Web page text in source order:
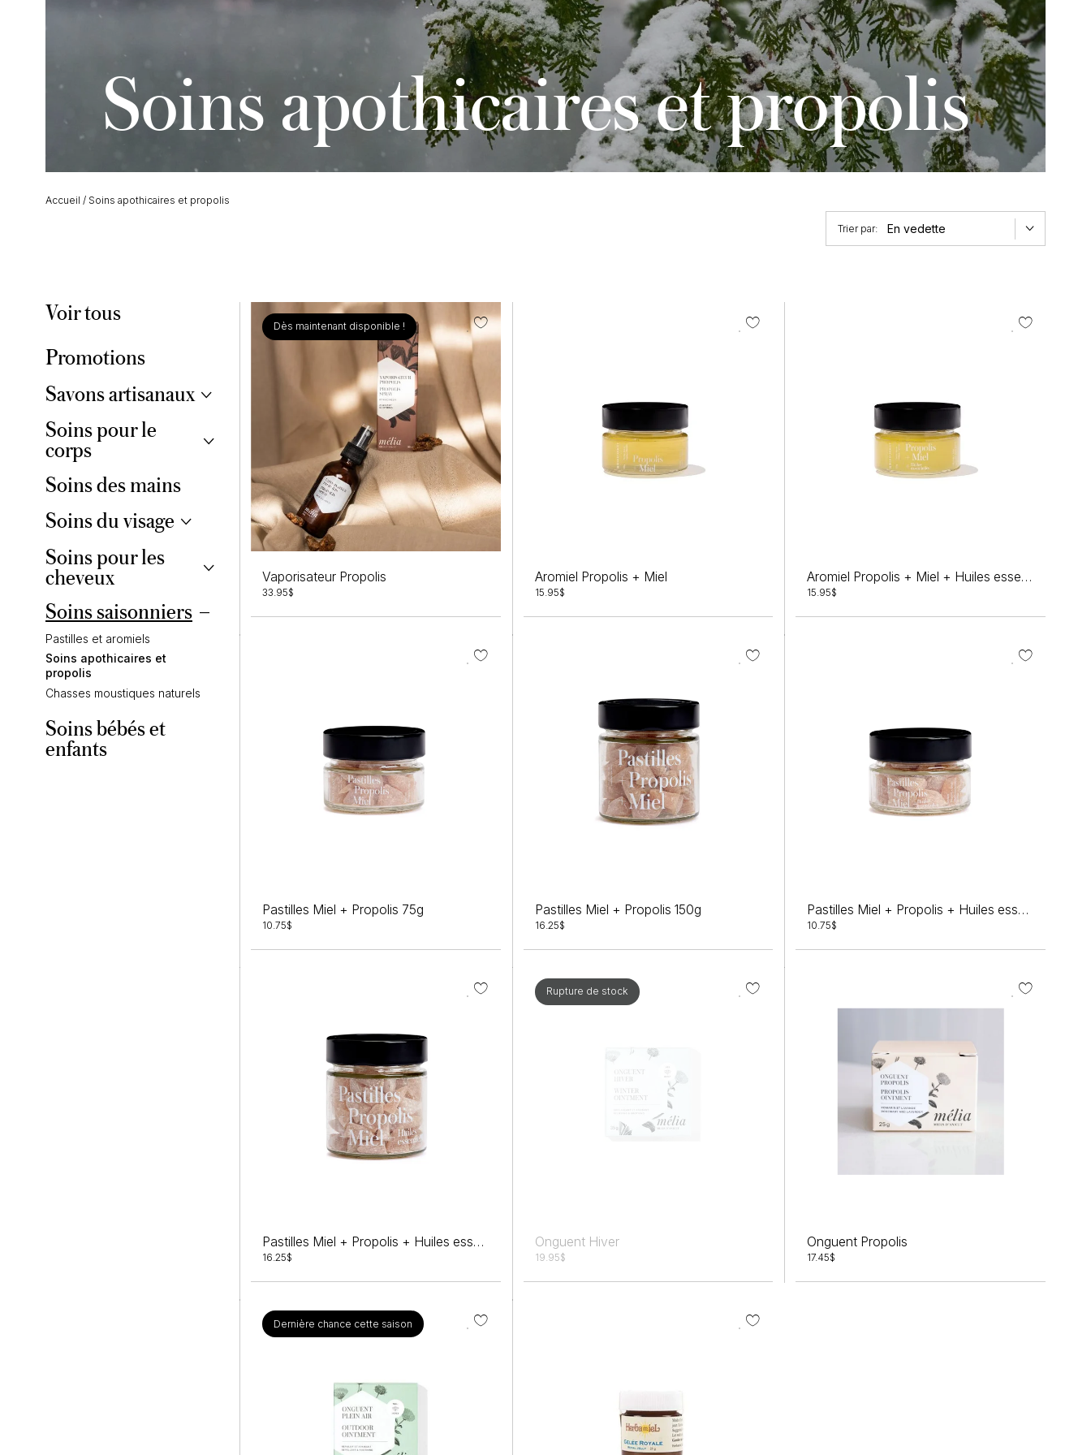
Soins apothicaires et propolis
Accueil / Soins apothicaires et propolis
En vedette
Voir tous
Promotions
Savons artisanaux
Savons en barre
Savons à mains liquides
Élégants et raffinés
Exfoliants et jardiniers
Peau sensible
Soins pour le
corps
Ensembles pour le corps
Gels douche
Beurres et baumes pour le
corps
Beurres et huiles essentielles
Laits de bain et exfoliants
Soins des mains
Soins du visage
Huiles visage
Baumes à lèvres
Soins pour les
cheveux
Shampoings naturels
Revitalisants naturels
Soins saisonniers
Pastilles et aromiels
Soins apothicaires et
propolis
Chasses moustiques naturels
Soins bébés et
enfants
Dès maintenant disponible !
Vaporisateur Propolis
33.95$
Aromiel Propolis + Miel
15.95$
Aromiel Propolis + Miel + Huiles essentielles
15.95$
Pastilles Miel + Propolis 75g
10.75$
Pastilles Miel + Propolis 150g
16.25$
Pastilles Miel + Propolis + Huiles essentielles 75g
10.75$
Pastilles Miel + Propolis + Huiles essentielles 150g
16.25$
Rupture de stock
Onguent Hiver
19.95$
Onguent Propolis
17.45$
Dernière chance cette saison